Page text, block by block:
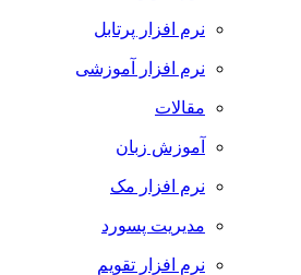
نرم افزار پرتابل
نرم افزار آموزشی
مقالات
آموزش زبان
نرم افزار مک
مدیریت پسورد
نرم افزار تقویم